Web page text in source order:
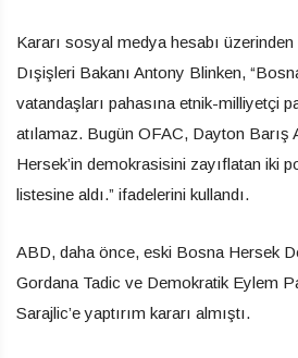
Kararı sosyal medya hesabı
Dışişleri Bakanı Antony Blinken,
vatandaşları pahasına etnik-milliyetçi
atılamaz. Bugün OFAC, Dayton Barış
Hersek’in demokrasisini zayıflatan iki
listesine aldı.” ifadelerini kullandı.
ABD, daha önce, eski Bosna Hersek
Gordana Tadic ve Demokratik Eylem
Sarajlic’e yaptırım kararı almıştı.